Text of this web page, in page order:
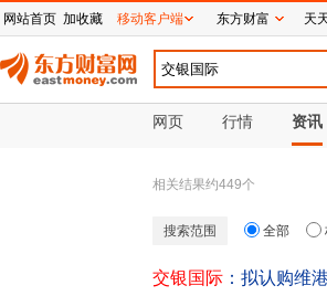
网页 行情 资讯
相关结果约449个
搜索范围 全部
交银国际 ：拟认购维
网站首页 加收藏 移动客户端 东方财富 天